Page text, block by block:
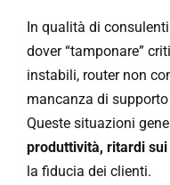
In qualità di
dover “tamponare”
instabili, router non
mancanza di
Queste situazioni
produttività, ritardi
la fiducia dei clienti.